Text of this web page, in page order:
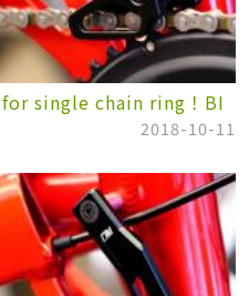
for single chain ring！BI
2018-10-11